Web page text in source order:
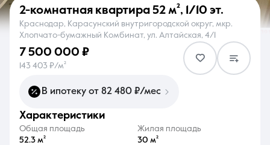
О компании Контакты
8 (861) 297-00-00
Ежедневно с 08:30 до 20:00
2-комнатная квартира 52 м², 1/10 эт.
Краснодар, Карасунский внутригородской округ, мкр.
Хлопчато-бумажный Комбинат, ул. Алтайская, 4/1
7 500 000 ₽
143 403 ₽/м²
В ипотеку от 82 480 ₽/мес
характеристики
Общая площадь
52.3 м²
Жилая площадь
30 м²